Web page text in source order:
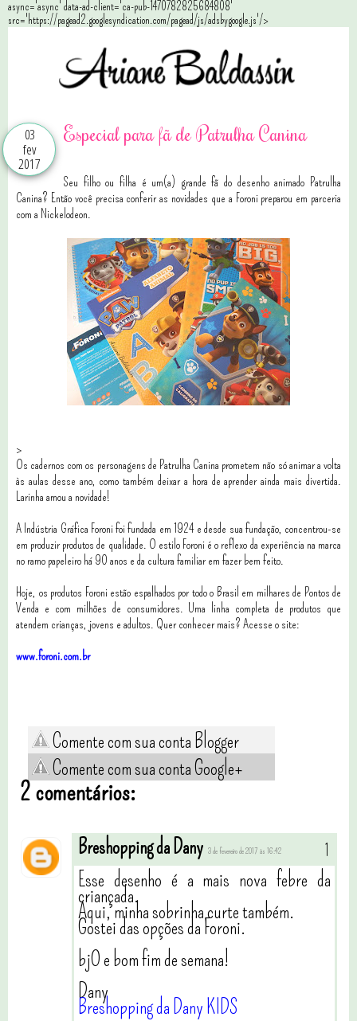
async='async' data-ad-client='ca-pub-1470782825684808'
src='https://pagead2.googlesyndication.com/pagead/js/adsbygoogle.js'/>
03
fev
2017
Especial para fã de Patrulha Canina
Seu filho ou filha é um(a) grande fã do desenho animado Patrulha
Canina? Então você precisa conferir as novidades que a Foroni preparou em parceria
com a Nickelodeon.
>
Os cadernos com os personagens de Patrulha Canina prometem não só animar a volta
às aulas desse ano, como também deixar a hora de aprender ainda mais divertida.
Larinha amou a novidade!
A Indústria Gráfica Foroni foi fundada em 1924 e desde sua fundação, concentrou-se
em produzir produtos de qualidade. O estilo Foroni é o reflexo da experiência na marca
no ramo papeleiro há 90 anos e da cultura familiar em fazer bem feito.
Hoje, os produtos Foroni estão espalhados por todo o Brasil em milhares de Pontos de
Venda e com milhões de consumidores. Uma linha completa de produtos que
atendem crianças, jovens e adultos. Quer conhecer mais? Acesse o site:
www.foroni.com.br
Comente com sua conta Blogger
Comente com sua conta Google+
2 comentários:
Breshopping da Dany 3 de fevereiro de 2017 às 16:42
Esse desenho é a mais nova febre da
criançada.
Aqui, minha sobrinha curte também.
Gostei das opções da Foroni.
bjO e bom fim de semana!
Dany
Breshopping da Dany KIDS